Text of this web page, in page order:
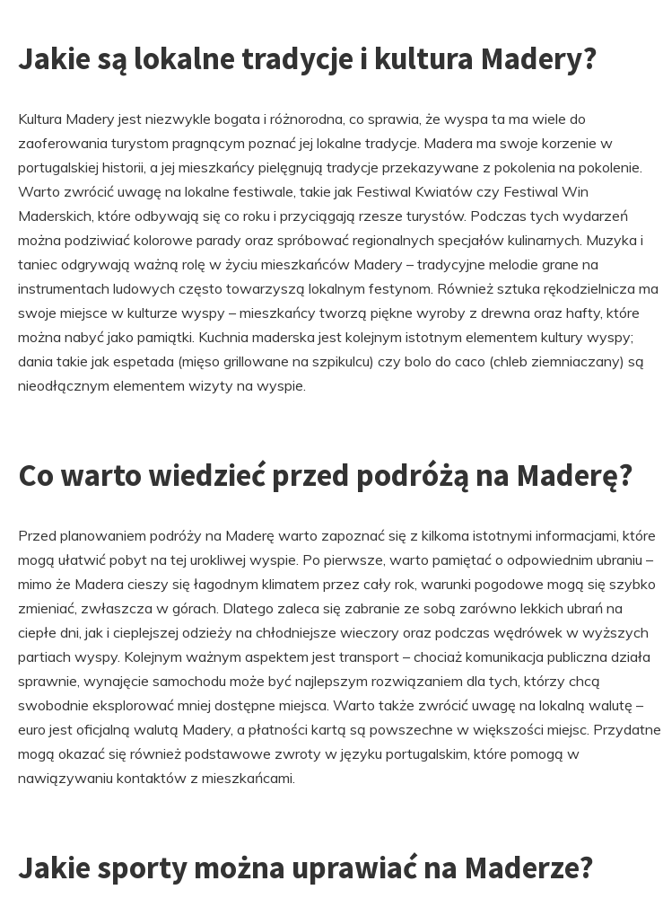
Jakie są lokalne tradycje i kultura Madery?
Kultura Madery jest niezwykle bogata i różnorodna, co sprawia, że wyspa ta ma wiele do
zaoferowania turystom pragnącym poznać jej lokalne tradycje. Madera ma swoje korzenie w
portugalskiej historii, a jej mieszkańcy pielęgnują tradycje przekazywane z pokolenia na pokolenie.
Warto zwrócić uwagę na lokalne festiwale, takie jak Festiwal Kwiatów czy Festiwal Win
Maderskich, które odbywają się co roku i przyciągają rzesze turystów. Podczas tych wydarzeń
można podziwiać kolorowe parady oraz spróbować regionalnych specjałów kulinarnych. Muzyka i
taniec odgrywają ważną rolę w życiu mieszkańców Madery – tradycyjne melodie grane na
instrumentach ludowych często towarzyszą lokalnym festynom. Również sztuka rękodzielnicza ma
swoje miejsce w kulturze wyspy – mieszkańcy tworzą piękne wyroby z drewna oraz hafty, które
można nabyć jako pamiątki. Kuchnia maderska jest kolejnym istotnym elementem kultury wyspy;
dania takie jak espetada (mięso grillowane na szpikulcu) czy bolo do caco (chleb ziemniaczany) są
nieodłącznym elementem wizyty na wyspie.
Co warto wiedzieć przed podróżą na Maderę?
Przed planowaniem podróży na Maderę warto zapoznać się z kilkoma istotnymi informacjami, które
mogą ułatwić pobyt na tej urokliwej wyspie. Po pierwsze, warto pamiętać o odpowiednim ubraniu –
mimo że Madera cieszy się łagodnym klimatem przez cały rok, warunki pogodowe mogą się szybko
zmieniać, zwłaszcza w górach. Dlatego zaleca się zabranie ze sobą zarówno lekkich ubrań na
ciepłe dni, jak i cieplejszej odzieży na chłodniejsze wieczory oraz podczas wędrówek w wyższych
partiach wyspy. Kolejnym ważnym aspektem jest transport – chociaż komunikacja publiczna działa
sprawnie, wynajęcie samochodu może być najlepszym rozwiązaniem dla tych, którzy chcą
swobodnie eksplorować mniej dostępne miejsca. Warto także zwrócić uwagę na lokalną walutę –
euro jest oficjalną walutą Madery, a płatności kartą są powszechne w większości miejsc. Przydatne
mogą okazać się również podstawowe zwroty w języku portugalskim, które pomogą w
nawiązywaniu kontaktów z mieszkańcami.
Jakie sporty można uprawiać na Maderze?